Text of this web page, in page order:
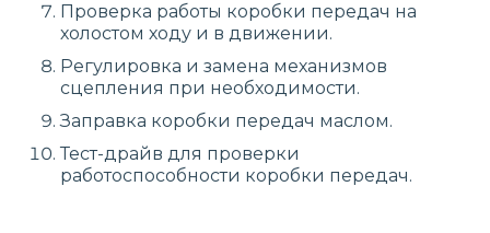
Проверка работы коробки передач на
холостом ходу и в движении.
Регулировка и замена механизмов
сцепления при необходимости.
Заправка коробки передач маслом.
Тест-драйв для проверки
работоспособности коробки передач.